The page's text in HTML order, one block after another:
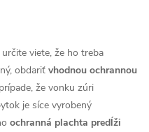
viete, že ho treba
obdariť vhodnou ochrannou
že vonku zúri
je síce vyrobený
ochranná plachta predĺži